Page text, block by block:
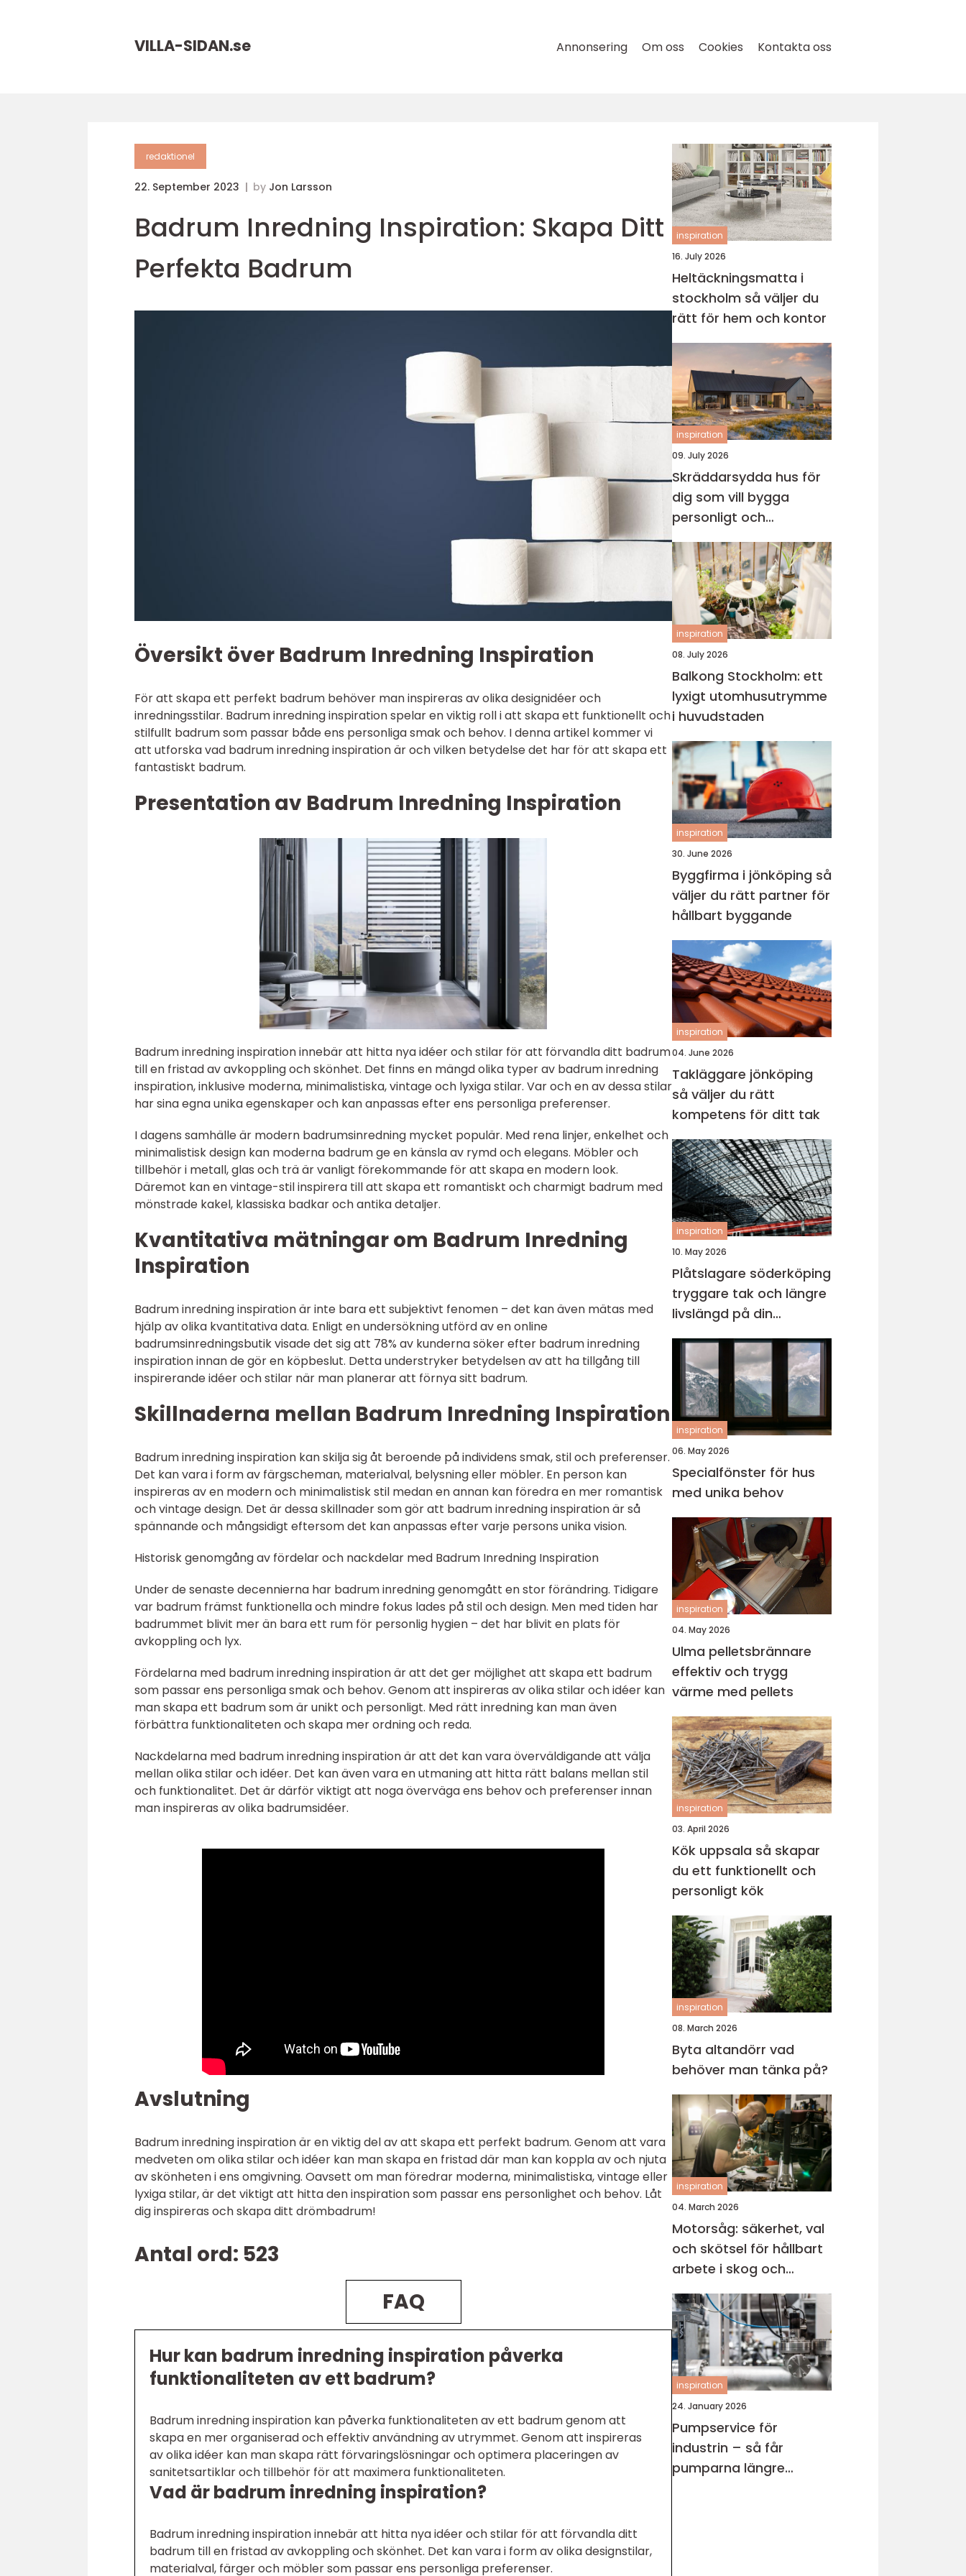
VILLA-SIDAN.se Annonsering Om oss Cookies Kontakta oss
redaktionel
22. September 2023 by Jon Larsson
Badrum Inredning Inspiration: Skapa Ditt
Perfekta Badrum
Översikt över Badrum Inredning Inspiration
För att skapa ett perfekt badrum behöver man inspireras av olika designidéer och
inredningsstilar. Badrum inredning inspiration spelar en viktig roll i att skapa ett funktionellt och
stilfullt badrum som passar både ens personliga smak och behov. I denna artikel kommer vi
att utforska vad badrum inredning inspiration är och vilken betydelse det har för att skapa ett
fantastiskt badrum.
Presentation av Badrum Inredning Inspiration
Badrum inredning inspiration innebär att hitta nya idéer och stilar för att förvandla ditt badrum
till en fristad av avkoppling och skönhet. Det finns en mängd olika typer av badrum inredning
inspiration, inklusive moderna, minimalistiska, vintage och lyxiga stilar. Var och en av dessa stilar
har sina egna unika egenskaper och kan anpassas efter ens personliga preferenser.
I dagens samhälle är modern badrumsinredning mycket populär. Med rena linjer, enkelhet och
minimalistisk design kan moderna badrum ge en känsla av rymd och elegans. Möbler och
tillbehör i metall, glas och trä är vanligt förekommande för att skapa en modern look.
Däremot kan en vintage-stil inspirera till att skapa ett romantiskt och charmigt badrum med
mönstrade kakel, klassiska badkar och antika detaljer.
Kvantitativa mätningar om Badrum Inredning
Inspiration
Badrum inredning inspiration är inte bara ett subjektivt fenomen – det kan även mätas med
hjälp av olika kvantitativa data. Enligt en undersökning utförd av en online
badrumsinredningsbutik visade det sig att 78% av kunderna söker efter badrum inredning
inspiration innan de gör en köpbeslut. Detta understryker betydelsen av att ha tillgång till
inspirerande idéer och stilar när man planerar att förnya sitt badrum.
Skillnaderna mellan Badrum Inredning Inspiration
Badrum inredning inspiration kan skilja sig åt beroende på individens smak, stil och preferenser.
Det kan vara i form av färgscheman, materialval, belysning eller möbler. En person kan
inspireras av en modern och minimalistisk stil medan en annan kan föredra en mer romantisk
och vintage design. Det är dessa skillnader som gör att badrum inredning inspiration är så
spännande och mångsidigt eftersom det kan anpassas efter varje persons unika vision.
Historisk genomgång av fördelar och nackdelar med Badrum Inredning Inspiration
Under de senaste decennierna har badrum inredning genomgått en stor förändring. Tidigare
var badrum främst funktionella och mindre fokus lades på stil och design. Men med tiden har
badrummet blivit mer än bara ett rum för personlig hygien – det har blivit en plats för
avkoppling och lyx.
Fördelarna med badrum inredning inspiration är att det ger möjlighet att skapa ett badrum
som passar ens personliga smak och behov. Genom att inspireras av olika stilar och idéer kan
man skapa ett badrum som är unikt och personligt. Med rätt inredning kan man även
förbättra funktionaliteten och skapa mer ordning och reda.
Nackdelarna med badrum inredning inspiration är att det kan vara överväldigande att välja
mellan olika stilar och idéer. Det kan även vara en utmaning att hitta rätt balans mellan stil
och funktionalitet. Det är därför viktigt att noga överväga ens behov och preferenser innan
man inspireras av olika badrumsidéer.
Avslutning
Badrum inredning inspiration är en viktig del av att skapa ett perfekt badrum. Genom att vara
medveten om olika stilar och idéer kan man skapa en fristad där man kan koppla av och njuta
av skönheten i ens omgivning. Oavsett om man föredrar moderna, minimalistiska, vintage eller
lyxiga stilar, är det viktigt att hitta den inspiration som passar ens personlighet och behov. Låt
dig inspireras och skapa ditt drömbadrum!
Antal ord: 523
FAQ
Hur kan badrum inredning inspiration påverka
funktionaliteten av ett badrum?
Badrum inredning inspiration kan påverka funktionaliteten av ett badrum genom att
skapa en mer organiserad och effektiv användning av utrymmet. Genom att inspireras
av olika idéer kan man skapa rätt förvaringslösningar och optimera placeringen av
sanitetsartiklar och tillbehör för att maximera funktionaliteten.
Vad är badrum inredning inspiration?
Badrum inredning inspiration innebär att hitta nya idéer och stilar för att förvandla ditt
badrum till en fristad av avkoppling och skönhet. Det kan vara i form av olika designstilar,
materialval, färger och möbler som passar ens personliga preferenser.
inspiration
16. July 2026
Heltäckningsmatta i
stockholm så väljer du
rätt för hem och kontor
inspiration
09. July 2026
Skräddarsydda hus för
dig som vill bygga
personligt och
genomtänkt
inspiration
08. July 2026
Balkong Stockholm: ett
lyxigt utomhusutrymme
i huvudstaden
inspiration
30. June 2026
Byggfirma i jönköping så
väljer du rätt partner för
hållbart byggande
inspiration
04. June 2026
Takläggare jönköping
så väljer du rätt
kompetens för ditt tak
inspiration
10. May 2026
Plåtslagare söderköping
tryggare tak och längre
livslängd på din
fastighet
inspiration
06. May 2026
Specialfönster för hus
med unika behov
inspiration
04. May 2026
Ulma pelletsbrännare
effektiv och trygg
värme med pellets
inspiration
03. April 2026
Kök uppsala så skapar
du ett funktionellt och
personligt kök
inspiration
08. March 2026
Byta altandörr vad
behöver man tänka på?
inspiration
04. March 2026
Motorsåg: säkerhet, val
och skötsel för hållbart
arbete i skog och
trädgård
inspiration
24. January 2026
Pumpservice för
industrin – så får
pumparna längre